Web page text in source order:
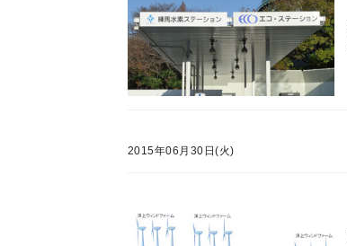
2015年06月30日(火)